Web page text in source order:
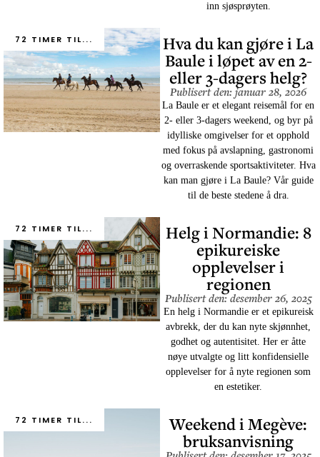
inn sjøsprøyten.
72 TIMER TIL... Hva du kan gjøre i La
Baule i løpet av en 2-
eller 3-dagers helg?
Publisert den: januar 28, 2026
La Baule er et elegant reisemål for en
2- eller 3-dagers weekend, og byr på
idylliske omgivelser for et opphold
med fokus på avslapning, gastronomi
og overraskende sportsaktiviteter. Hva
kan man gjøre i La Baule? Vår guide
til de beste stedene å dra.
72 TIMER TIL... Helg i Normandie: 8
epikureiske
opplevelser i
regionen
Publisert den: desember 26, 2025
En helg i Normandie er et epikureisk
avbrekk, der du kan nyte skjønnhet,
godhet og autentisitet. Her er åtte
nøye utvalgte og litt konfidensielle
opplevelser for å nyte regionen som
en estetiker.
72 TIMER TIL... Weekend i Megève:
bruksanvisning